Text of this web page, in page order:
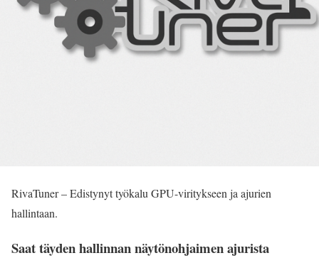
RivaTuner – Edistynyt työkalu GPU-viritykseen ja ajurien
hallintaan.
Saat täyden hallinnan näytönohjaimen ajurista